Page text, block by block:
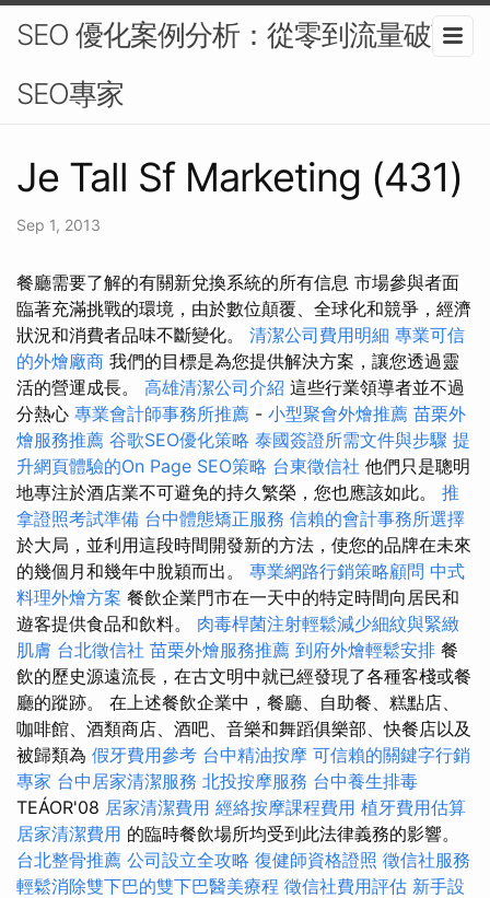
SEO 優化案例分析：從零到流量破萬-
SEO專家
Je Tall Sf Marketing (431)
Sep 1, 2013
餐廳需要了解的有關新兌換系統的所有信息 市場參與者面
臨著充滿挑戰的環境，由於數位顛覆、全球化和競爭，經濟
狀況和消費者品味不斷變化。 清潔公司費用明細 專業可信
的外燴廠商 我們的目標是為您提供解決方案，讓您透過靈
活的營運成長。 高雄清潔公司介紹 這些行業領導者並不過
分熱心 專業會計師事務所推薦 - 小型聚會外燴推薦 苗栗外
燴服務推薦 谷歌SEO優化策略 泰國簽證所需文件與步驟 提
升網頁體驗的On Page SEO策略 台東徵信社 他們只是聰明
地專注於酒店業不可避免的持久繁榮，您也應該如此。 推
拿證照考試準備 台中體態矯正服務 信賴的會計事務所選擇
於大局，並利用這段時間開發新的方法，使您的品牌在未來
的幾個月和幾年中脫穎而出。 專業網路行銷策略顧問 中式
料理外燴方案 餐飲企業門市在一天中的特定時間向居民和
遊客提供食品和飲料。 肉毒桿菌注射輕鬆減少細紋與緊緻
肌膚 台北徵信社 苗栗外燴服務推薦 到府外燴輕鬆安排 餐
飲的歷史源遠流長，在古文明中就已經發現了各種客棧或餐
廳的蹤跡。 在上述餐飲企業中，餐廳、自助餐、糕點店、
咖啡館、酒類商店、酒吧、音樂和舞蹈俱樂部、快餐店以及
被歸類為 假牙費用參考 台中精油按摩 可信賴的關鍵字行銷
專家 台中居家清潔服務 北投按摩服務 台中養生排毒
TEÁOR'08 居家清潔費用 經絡按摩課程費用 植牙費用估算
居家清潔費用 的臨時餐飲場所均受到此法律義務的影響。
台北整骨推薦 公司設立全攻略 復健師資格證照 徵信社服務
輕鬆消除雙下巴的雙下巴醫美療程 徵信社費用評估 新手設